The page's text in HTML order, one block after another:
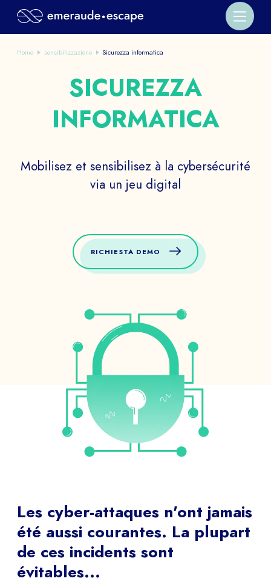
Home sensibilizzazione Sicurezza informatica
SICUREZZA
INFORMATICA
Mobilisez et sensibilisez à la cybersécurité
via un jeu digital
RICHIESTA DEMO
Les cyber-attaques n'ont jamais
été aussi courantes. La plupart
de ces incidents sont
évitables...